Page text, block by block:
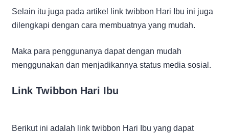
Selain itu juga pada artikel link twibbon Hari Ibu ini juga
dilengkapi dengan cara membuatnya yang mudah.
Maka para penggunanya dapat dengan mudah
menggunakan dan menjadikannya status media sosial.
Link Twibbon Hari Ibu
Berikut ini adalah link twibbon Hari Ibu yang dapat